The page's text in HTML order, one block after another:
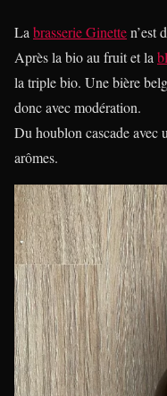
La brasserie Ginetten’est
Après la bio au fruit et la
la triple bio. Une bière
donc avec modération.
Du houblon cascade avec
arômes.